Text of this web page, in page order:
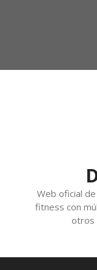
Web oficial de
fitness con
otros